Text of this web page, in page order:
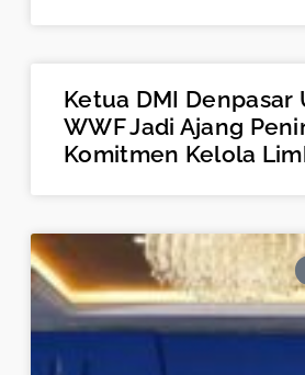
Ketua DMI Denpasar
WWF Jadi Ajang
Komitmen Kelola